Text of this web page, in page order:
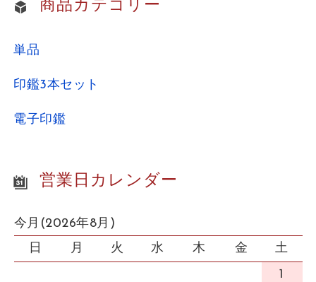
商品カテゴリー
単品
印鑑3本セット
電子印鑑
営業日カレンダー
今月(2026年8月)
日
月 火 水 木 金
土
1